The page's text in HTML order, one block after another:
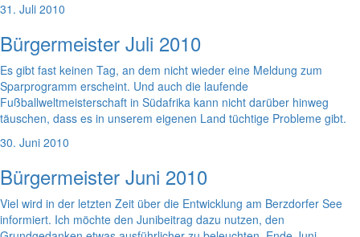
31. Juli 2010
Bürgermeister Juli 2010
Es gibt fast keinen Tag, an dem nicht wieder eine Meldung zum
Sparprogramm erscheint. Und auch die laufende
Fußballweltmeisterschaft in Südafrika kann nicht darüber hinweg
täuschen, dass es in unserem eigenen Land tüchtige Probleme gibt.
30. Juni 2010
Bürgermeister Juni 2010
Viel wird in der letzten Zeit über die Entwicklung am Berzdorfer See
informiert. Ich möchte den Junibeitrag dazu nutzen, den